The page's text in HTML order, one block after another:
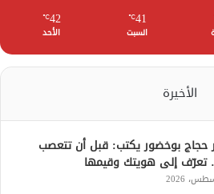
41
℃
السبت
42
℃
الأحد
الأخيرة
حجاج بوخضور يكتب: قبل أن تتعصب
تعرّف إلى هويتك وقيمها